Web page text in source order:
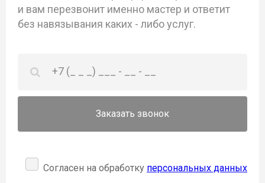
и вам перезвонит именно мастер и ответит
без навязывания каких - либо услуг.
Заказать звонок
Согласен на обработку персональных данных